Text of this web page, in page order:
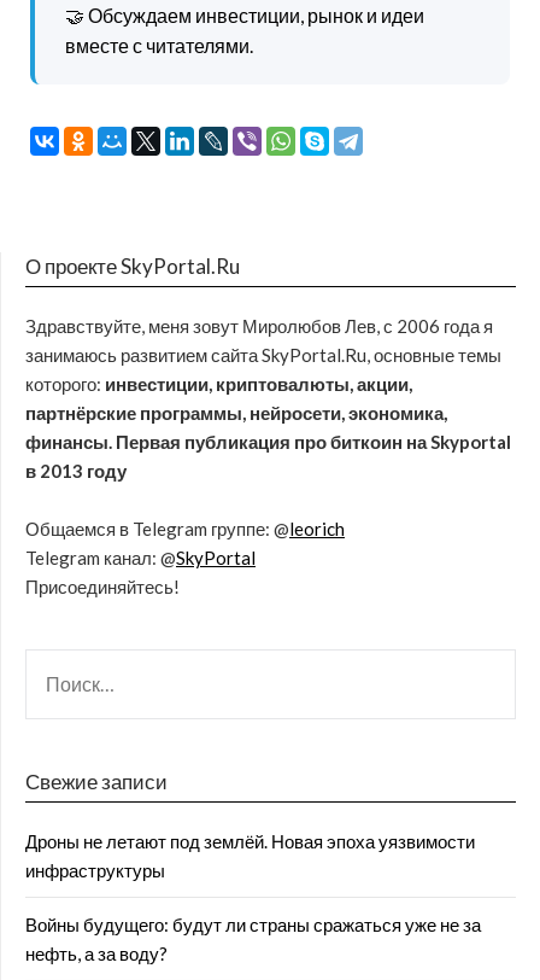
🤝 Обсуждаем инвестиции, рынок и идеи
вместе с читателями.
О проекте SkyPortal.Ru
Здравствуйте, меня зовут Миролюбов Лев, с 2006 года я
занимаюсь развитием сайта SkyPortal.Ru, основные темы
которого: инвестиции, криптовалюты, акции,
партнёрские программы, нейросети, экономика,
финансы. Первая публикация про биткоин на Skyportal
в 2013 году
Общаемся в Telegram группе: @leorich
Telegram канал: @SkyPortal
Присоединяйтесь!
Свежие записи
Дроны не летают под землёй. Новая эпоха уязвимости
инфраструктуры
Войны будущего: будут ли страны сражаться уже не за
нефть, а за воду?